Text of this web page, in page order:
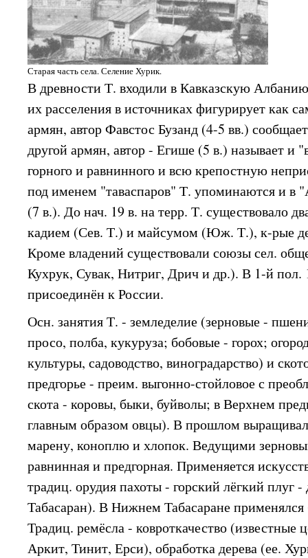
Старая часть села. Селение Хурик.
В древности Т. входили в Кавказскую
их расселения в источниках фигурирует как
армян, автор Фавстос Бузанд (4-5 вв.)
другой армян, автор - Егише (5 в.) называет и
горного и равнинного и всю крепостную
под именем "таваспаров" Т. упоминаются и в
(7 в.). До нач. 19 в. на терр. Т. существовало
кадием (Сев. Т.) и майсумом (Юж. Т.), к-рые
Кроме владений существовали союзы сел.
Кухрук, Сувак, Нитриг, Дрич и др.). В 1-й пол.
присоединён к России.
Осн. занятия Т. - земледелие (зерновые -
просо, полба, кукуруза; бобовые - горох;
культуры, садоводство, виноградарство) и
предгорье - преим. выгонно-стойловое с
скота - коровы, быки, буйволы; в Верхнем
главным образом овцы). В прошлом
марену, коноплю и хлопок. Ведущими
равнинная и предгорная. Применяется
традиц. орудия пахоты - горский лёгкий плуг
Табасаран). В Нижнем Табасаране
Традиц. ремёсла - ковроткачество (известные
Аркит, Тинит, Ерси), обработка дерева (ее.